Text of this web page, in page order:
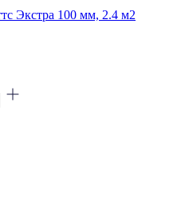
Экстра 100 мм, 2.4 м2